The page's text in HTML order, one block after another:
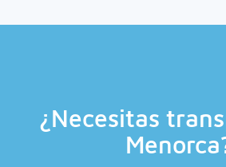
¿Necesitas